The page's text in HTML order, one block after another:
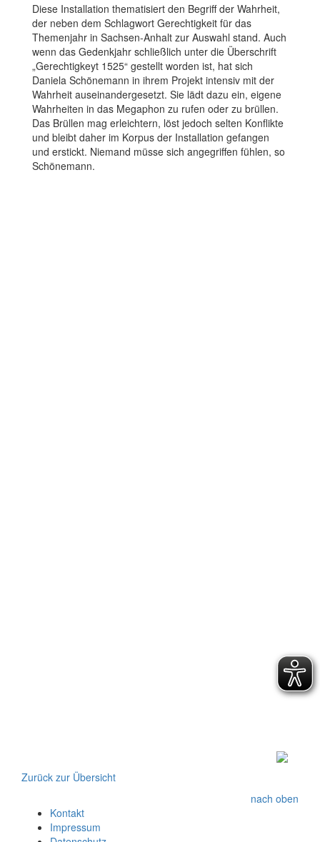
Diese Installation thematisiert den Begriff der Wahrheit,
der neben dem Schlagwort Gerechtigkeit für das
Themenjahr in Sachsen-Anhalt zur Auswahl stand. Auch
wenn das Gedenkjahr schließlich unter die Überschrift
„Gerechtigkeyt 1525“ gestellt worden ist, hat sich
Daniela Schönemann in ihrem Projekt intensiv mit der
Wahrheit auseinandergesetzt. Sie lädt dazu ein, eigene
Wahrheiten in das Megaphon zu rufen oder zu brüllen.
Das Brüllen mag erleichtern, löst jedoch selten Konflikte
und bleibt daher im Korpus der Installation gefangen
und erstickt. Niemand müsse sich angegriffen fühlen, so
Schönemann.
Zurück zur Übersicht
nach oben
Kontakt
Impressum